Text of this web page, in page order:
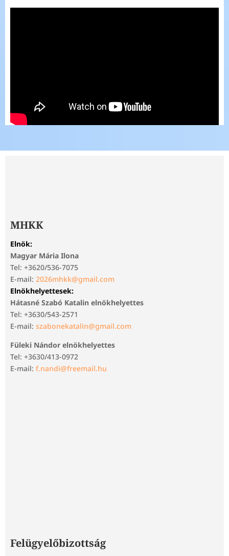
MHKK
Elnök:
Magyar Mária Ilona
Tel: +3620/536-7075
E-mail: 2026mhkk@gmail.com
Elnökhelyettesek:
Hátasné Szabó Katalin elnökhelyettes
Tel: +3630/543-2571
E-mail: szabonekatalin@gmail.com
Füleki Nándor elnökhelyettes
Tel: +3630/413-0972
E-mail: f.nandi@freemail.hu
Felügyelőbizottság